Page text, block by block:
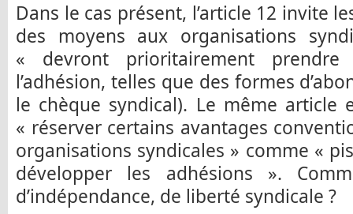
Dans le cas présent, l’article 12 invite
des moyens aux organisations
« devront prioritairement
l’adhésion, telles que des formes
le chèque syndical). Le même article
« réserver certains avantages
organisations syndicales » comme «
développer les adhésions ».
d’indépendance, de liberté syndicale ?